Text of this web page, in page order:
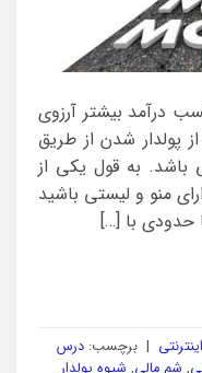
درآمد بیشتر آرزوی
پولدار شدن از طریق
باشد. به قول یکی از
منو و لیستی باشید
حدودی با […]
| برچسب: درس
, شم مالی, شیوه پولدار